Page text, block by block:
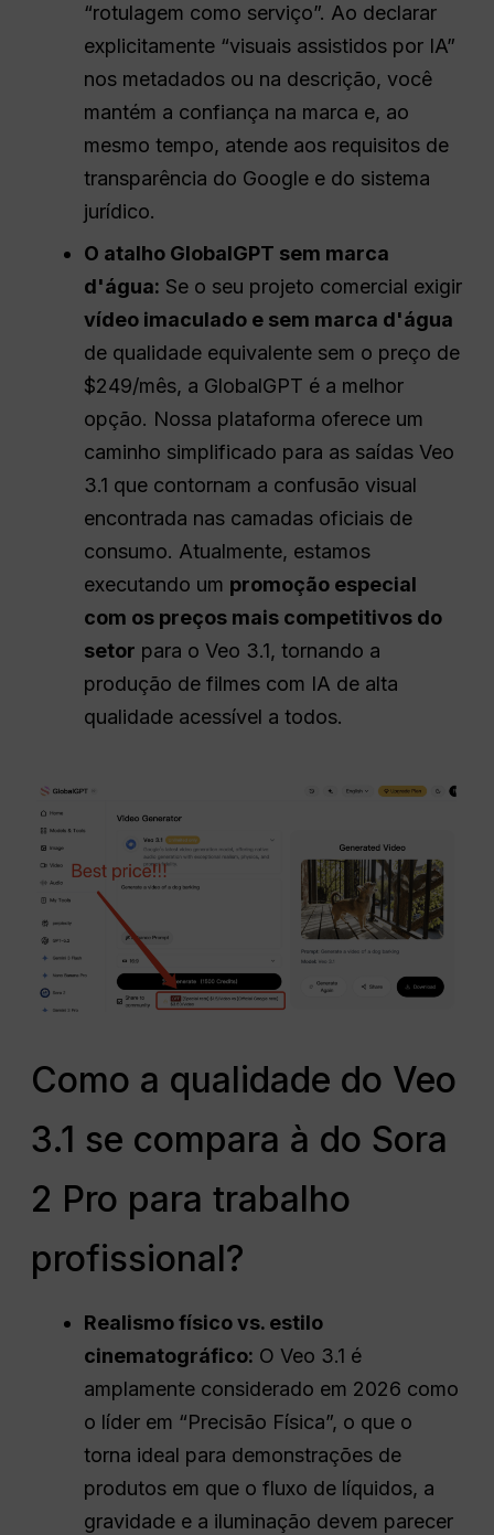
“rotulagem como serviço”. Ao declarar
explicitamente “visuais assistidos por IA”
nos metadados ou na descrição, você
mantém a confiança na marca e, ao
mesmo tempo, atende aos requisitos de
transparência do Google e do sistema
jurídico.
O atalho GlobalGPT sem marca
d'água: Se o seu projeto comercial exigir
vídeo imaculado e sem marca d'água
de qualidade equivalente sem o preço de
$249/mês, a GlobalGPT é a melhor
opção. Nossa plataforma oferece um
caminho simplificado para as saídas Veo
3.1 que contornam a confusão visual
encontrada nas camadas oficiais de
consumo. Atualmente, estamos
executando um promoção especial
com os preços mais competitivos do
setor para o Veo 3.1, tornando a
produção de filmes com IA de alta
qualidade acessível a todos.
Como a qualidade do Veo
3.1 se compara à do Sora
2 Pro para trabalho
profissional?
Realismo físico vs. estilo
cinematográfico: O Veo 3.1 é
amplamente considerado em 2026 como
o líder em “Precisão Física”, o que o
torna ideal para demonstrações de
produtos em que o fluxo de líquidos, a
gravidade e a iluminação devem parecer